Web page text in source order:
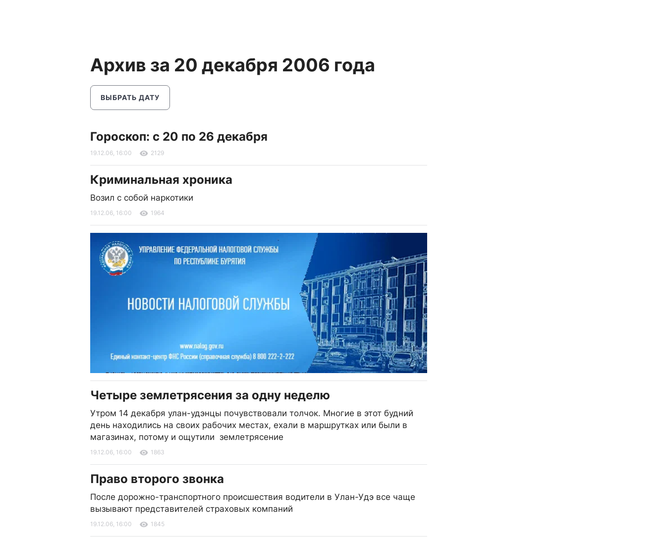
Архив за 20 декабря 2006 года
ВЫБРАТЬ ДАТУ
Гороскоп: с 20 по 26 декабря
19.12.06, 16:00 2129
Криминальная хроника
Возил с собой наркотики
19.12.06, 16:00 1964
Четыре землетрясения за одну неделю
Утром 14 декабря улан-удэнцы почувствовали толчок. Многие в этот будний
день находились на своих рабочих местах, ехали в маршрутках или были в
магазинах, потому и ощутили землетрясение
19.12.06, 16:00 1863
Право второго звонка
После дорожно-транспортного происшествия водители в Улан-Удэ все чаще
вызывают представителей страховых компаний
19.12.06, 16:00 1845